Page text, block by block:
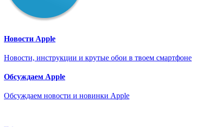
Новости Apple
Новости, инструкции и крутые обои в твоем смартфоне
Обсуждаем Apple
Обсуждаем новости и новинки Apple